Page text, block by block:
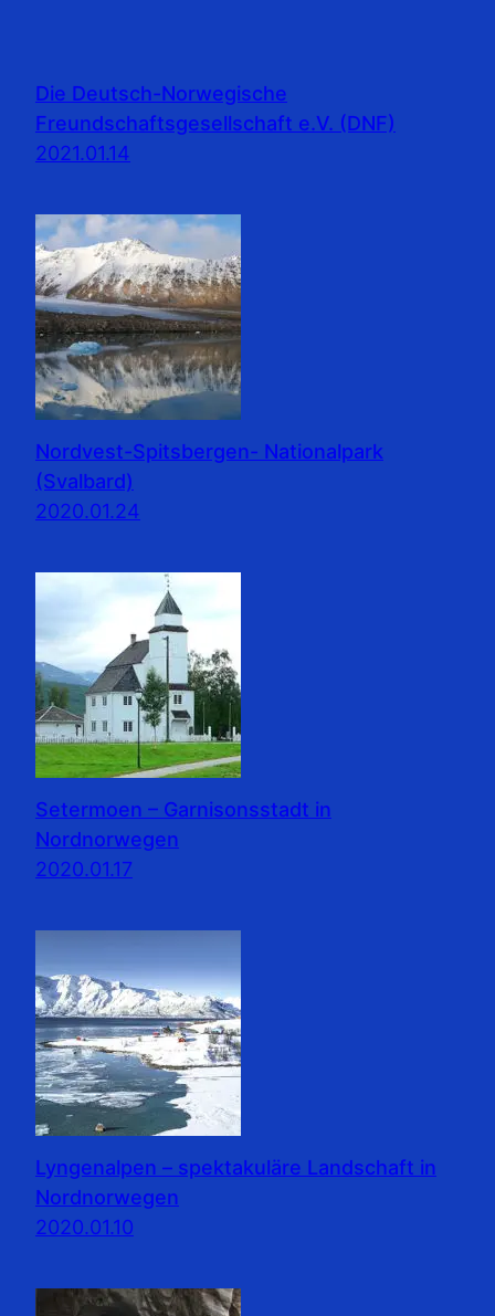
Die Deutsch-Norwegische
Freundschaftsgesellschaft e.V. (DNF)
2021.01.14
Nordvest-Spitsbergen- Nationalpark
(Svalbard)
2020.01.24
Setermoen – Garnisonsstadt in
Nordnorwegen
2020.01.17
Lyngenalpen – spektakuläre Landschaft in
Nordnorwegen
2020.01.10